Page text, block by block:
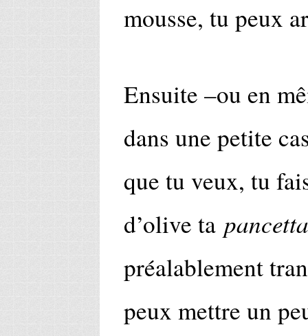
mousse, tu peux
Ensuite –ou en
dans une petite
que tu veux, tu
d’olive ta
préalablement
peux mettre un